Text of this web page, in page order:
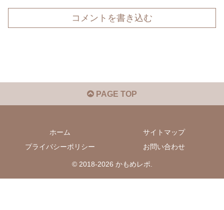
コメントを書き込む
PAGE TOP
ホーム
サイトマップ
プライバシーポリシー
お問い合わせ
© 2018-2026 かもめレポ.